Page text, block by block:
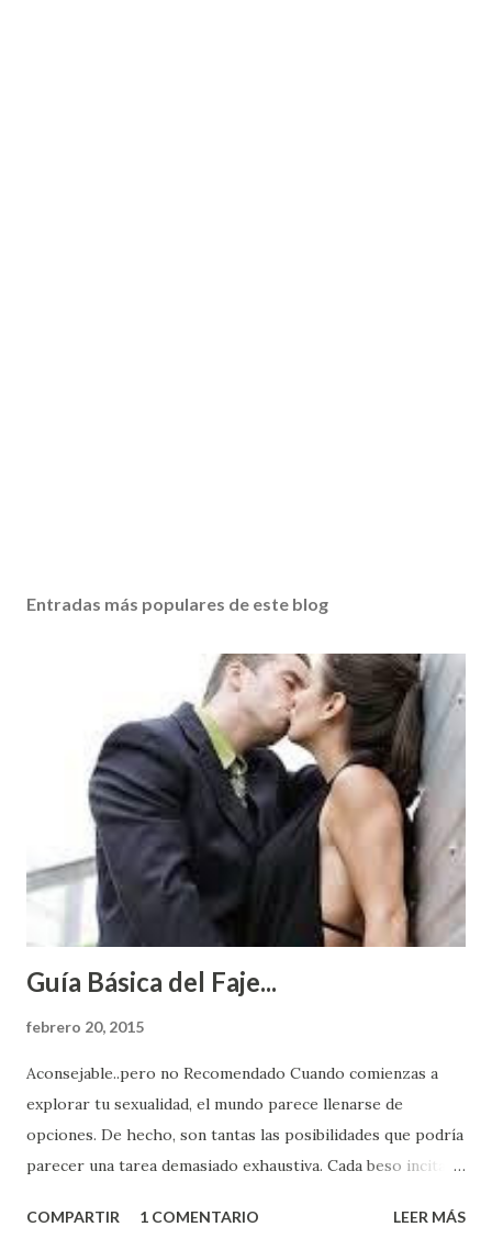
Entradas más populares de este blog
Guía Básica del Faje...
febrero 20, 2015
Aconsejable..pero no Recomendado Cuando comienzas a
explorar tu sexualidad, el mundo parece llenarse de
opciones. De hecho, son tantas las posibilidades que podría
parecer una tarea demasiado exhaustiva. Cada beso incita
partes de ti que jamás hubieras imaginado. El problema es
COMPARTIR 1 COMENTARIO LEER MÁS